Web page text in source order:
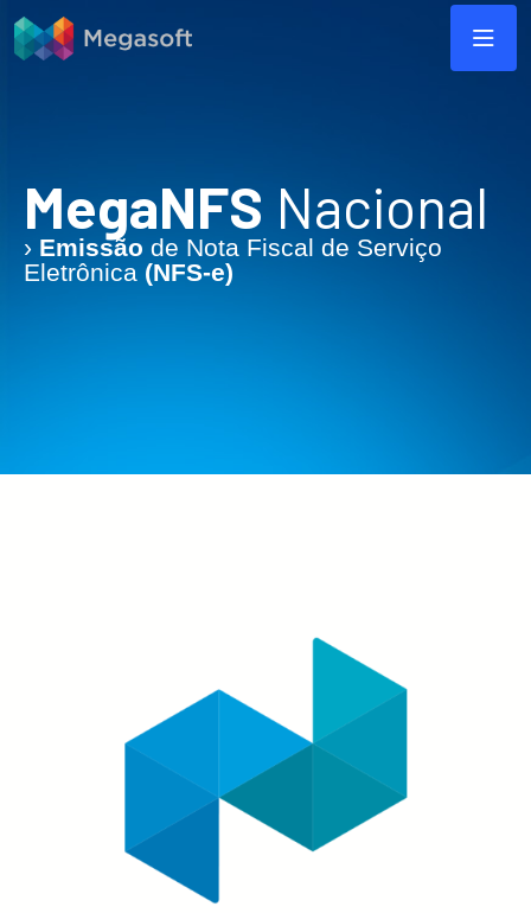
MegaNFS Nacional
› Emissão de Nota Fiscal de Serviço
Eletrônica (NFS-e)